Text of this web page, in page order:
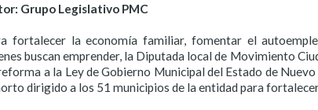
Grupo Legislativo PMC
fortalecer la economía familiar, fomentar el
buscan emprender, la Diputada local de Movimiento
a la Ley de Gobierno Municipal del Estado de
dirigido a los 51 municipios de la entidad para